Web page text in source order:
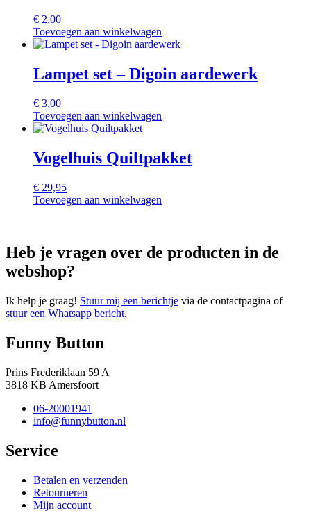
€ 2,00
Toevoegen aan winkelwagen
Lampet set – Digoin aardewerk
€ 3,00
Toevoegen aan winkelwagen
Vogelhuis Quiltpakket
€ 29,95
Toevoegen aan winkelwagen
Heb je vragen over de producten in de
webshop?
Ik help je graag! Stuur mij een berichtje via de contactpagina of
stuur een Whatsapp bericht.
Funny Button
Prins Frederiklaan 59 A
3818 KB Amersfoort
06-20001941
info@funnybutton.nl
Service
Betalen en verzenden
Retourneren
Mijn account